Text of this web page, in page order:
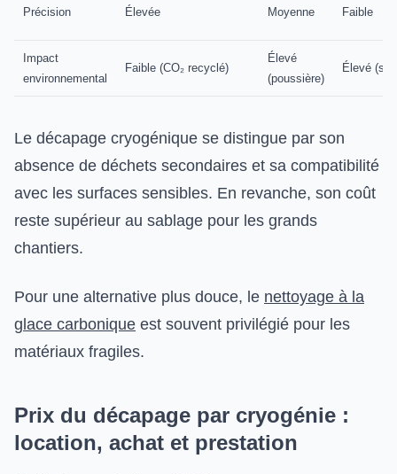
Précision Élevée Moyenne Faible
Impact
environnemental
Faible (CO₂ recyclé)
Élevé
(poussière)
Élevé
Le décapage cryogénique se distingue par son
absence de déchets secondaires et sa compatibilité
avec les surfaces sensibles. En revanche, son coût
reste supérieur au sablage pour les grands
chantiers.
Pour une alternative plus douce, le nettoyage à la
glace carbonique est souvent privilégié pour les
matériaux fragiles.
Prix du décapage par cryogénie :
location, achat et prestation